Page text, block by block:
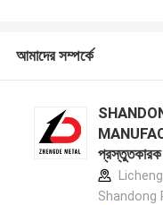
আমাদের সম্পর্কে
Shandong